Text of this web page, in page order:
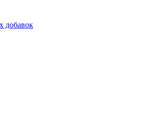
добавок